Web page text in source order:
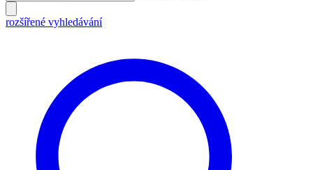
rozšířené vyhledávání